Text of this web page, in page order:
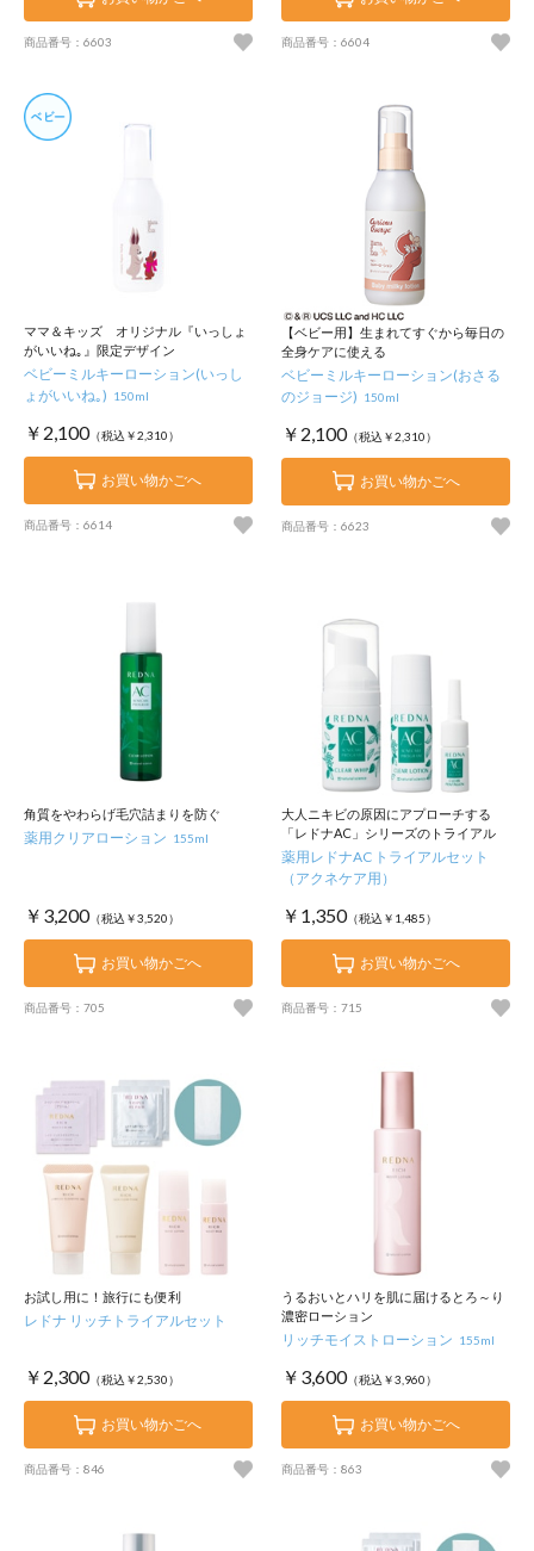
商品番号：6603 商品番号：6604
ママ＆キッズ オリジナル『いっしょ
がいいね｡』限定デザイン
ベビーミルキーローション(いっし
ょがいいね｡) 150ml
￥2,100（税込￥2,310）
お買い物かごへ
商品番号：6614
【ベビー用】生まれてすぐから毎日の
全身ケアに使える
ベビーミルキーローション(おさる
のジョージ) 150ml
￥2,100（税込￥2,310）
お買い物かごへ
商品番号：6623
角質をやわらげ毛穴詰まりを防ぐ
薬用クリアローション 155ml
￥3,200（税込￥3,520）
お買い物かごへ
商品番号：705
大人ニキビの原因にアプローチする
「レドナAC」シリーズのトライアル
薬用レドナAC トライアルセット
（アクネケア用）
￥1,350（税込￥1,485）
お買い物かごへ
商品番号：715
お試し用に！旅行にも便利
レドナ リッチトライアルセット
￥2,300（税込￥2,530）
お買い物かごへ
商品番号：846
うるおいとハリを肌に届けるとろ～り
濃密ローション
リッチモイストローション 155ml
￥3,600（税込￥3,960）
お買い物かごへ
商品番号：863